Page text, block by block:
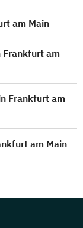
am Main
Frankfurt am
Frankfurt am
am Main